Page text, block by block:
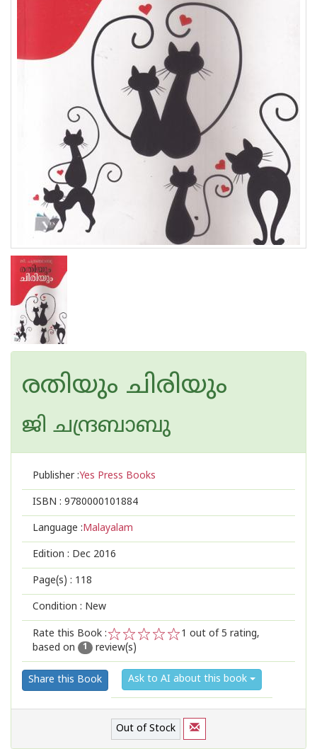
രതിയും ചിരിയും
ജി ചന്ദ്രബാബു
Publisher :Yes Press Books
ISBN : 9780000101884
Language :Malayalam
Edition : Dec 2016
Page(s) : 118
Condition : New
Rate this Book :
2
1
1 out of 5 rating,
based on
1 review(s)
Share this Book Ask to AI about this book
Out of Stock